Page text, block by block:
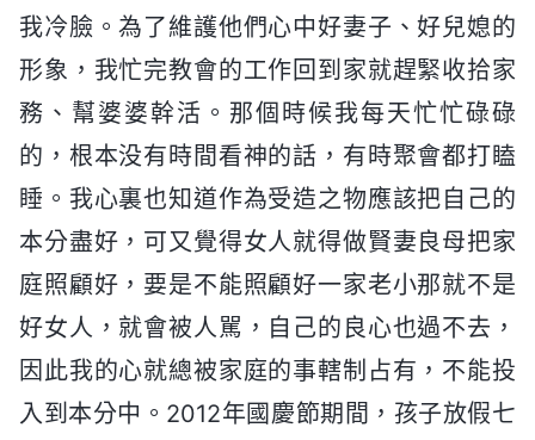
我冷臉。為了維護他們心中好妻子、好兒媳的
形象，我忙完教會的工作回到家就趕緊收拾家
務、幫婆婆幹活。那個時候我每天忙忙碌碌
的，根本没有時間看神的話，有時聚會都打瞌
睡。我心裏也知道作為受造之物應該把自己的
本分盡好，可又覺得女人就得做賢妻良母把家
庭照顧好，要是不能照顧好一家老小那就不是
好女人，就會被人駡，自己的良心也過不去，
因此我的心就總被家庭的事轄制占有，不能投
入到本分中。2012年國慶節期間，孩子放假七